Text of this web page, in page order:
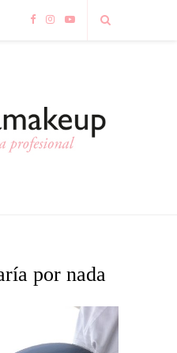
por nada